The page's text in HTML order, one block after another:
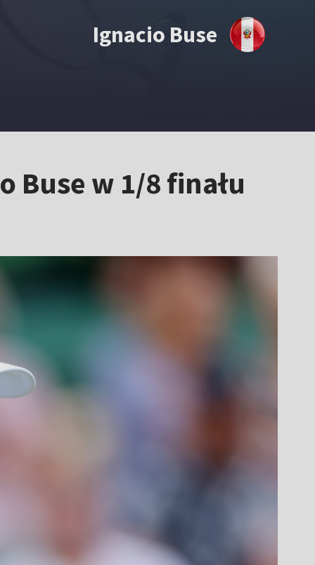
Ignacio Buse
Buse w 1/8 finału